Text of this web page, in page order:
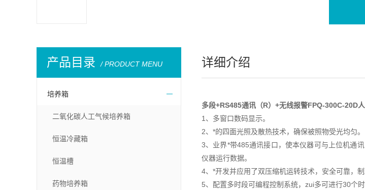
产品目录 / PRODUCT MENU
培养箱
二氧化碳人工气候培养箱
恒温冷藏箱
恒温槽
药物培养箱
详细介绍
多段+RS485通讯（R）+无线报警FPQ-300C-20D
1、多窗口数码显示。
2、*的四面光照及散热技术，确保被照物受光均匀。
3、业界*带485通讯接口，使本仪器可与上位机通
仪器运行数据。
4、*开发并应用了双压缩机运转技术，安全可靠，
5、配置多时段可编程控制系统，zui多可进行30个